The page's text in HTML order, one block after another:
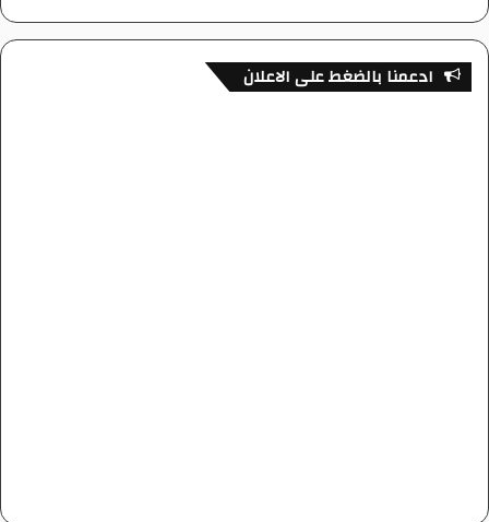
ادعمنا بالضغط على الاعلان